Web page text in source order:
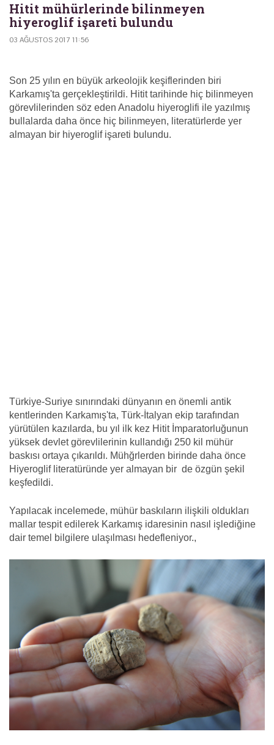
Hitit mühürlerinde bilinmeyen
hiyeroglif işareti bulundu
03 AĞUSTOS 2017 11:56
Son 25 yılın en büyük arkeolojik keşiflerinden biri
Karkamış'ta gerçekleştirildi. Hitit tarihinde hiç bilinmeyen
görevlilerinden söz eden Anadolu hiyeroglifi ile yazılmış
bullalarda daha önce hiç bilinmeyen, literatürlerde yer
almayan bir hiyeroglif işareti bulundu.
Türkiye-Suriye sınırındaki dünyanın en önemli antik
kentlerinden Karkamış'ta, Türk-İtalyan ekip tarafından
yürütülen kazılarda, bu yıl ilk kez Hitit İmparatorluğunun
yüksek devlet görevlilerinin kullandığı 250 kil mühür
baskısı ortaya çıkarıldı. Mühğrlerden birinde daha önce
Hiyeroglif literatüründe yer almayan bir de özgün şekil
keşfedildi.
Yapılacak incelemede, mühür baskıların ilişkili oldukları
mallar tespit edilerek Karkamış idaresinin nasıl işlediğine
dair temel bilgilere ulaşılması hedefleniyor.,